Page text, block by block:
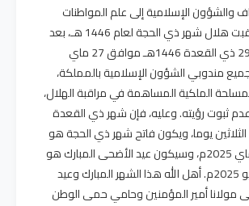
والشؤون الإسلامية إلى علم المواطنات
والمواطنين أنها راقبت هلال شهر ذي الحجة لعام 1446 هـ، بعد
مغرب يوم الثلاثاء 29 ذي القعدة 1446هـ موافق 27 ماي
بجميع مندوبي الشؤون الإسلامية بالمملكة،
الملكية المساهمة في مراقبة الهلال،
ثبوت رؤيته. وعليه، فإن شهر ذي القعدة
يوما، ويكون فاتح شهر ذي الحجة هو
يوم الخميس 29 ماي 2025م، وسيكون عيد الأضحى المبارك هو
يوم السبت 07 يونيو 2025م. أهل الله هذا الشهر المبارك وعيد
مولانا أمير المؤمنين وحامي حمى الوطن